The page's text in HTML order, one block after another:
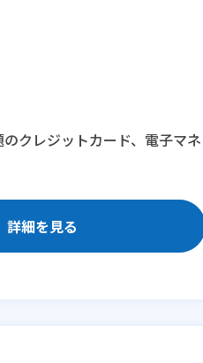
クレジットカード、電子マネ
詳細を見る